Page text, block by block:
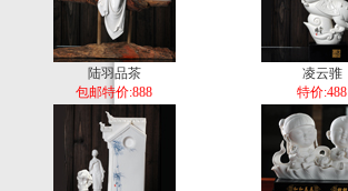
陆羽品茶
包邮特价:888
凌云骓
特价:488